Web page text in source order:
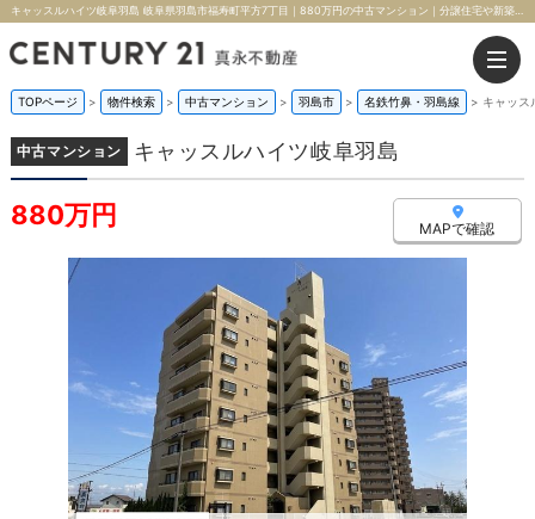
キャッスルハイツ岐阜羽島 岐阜県羽島市福寿町平方7丁目｜880万円の中古マンション｜分譲住宅や新築物件｜株式会社真永不動産
TOPページ > 物件検索 > 中古マンション > 羽島市 > 名鉄竹鼻・羽島線 > キャッス
中古マンション キャッスルハイツ岐阜羽島
880万円 MAPで確認